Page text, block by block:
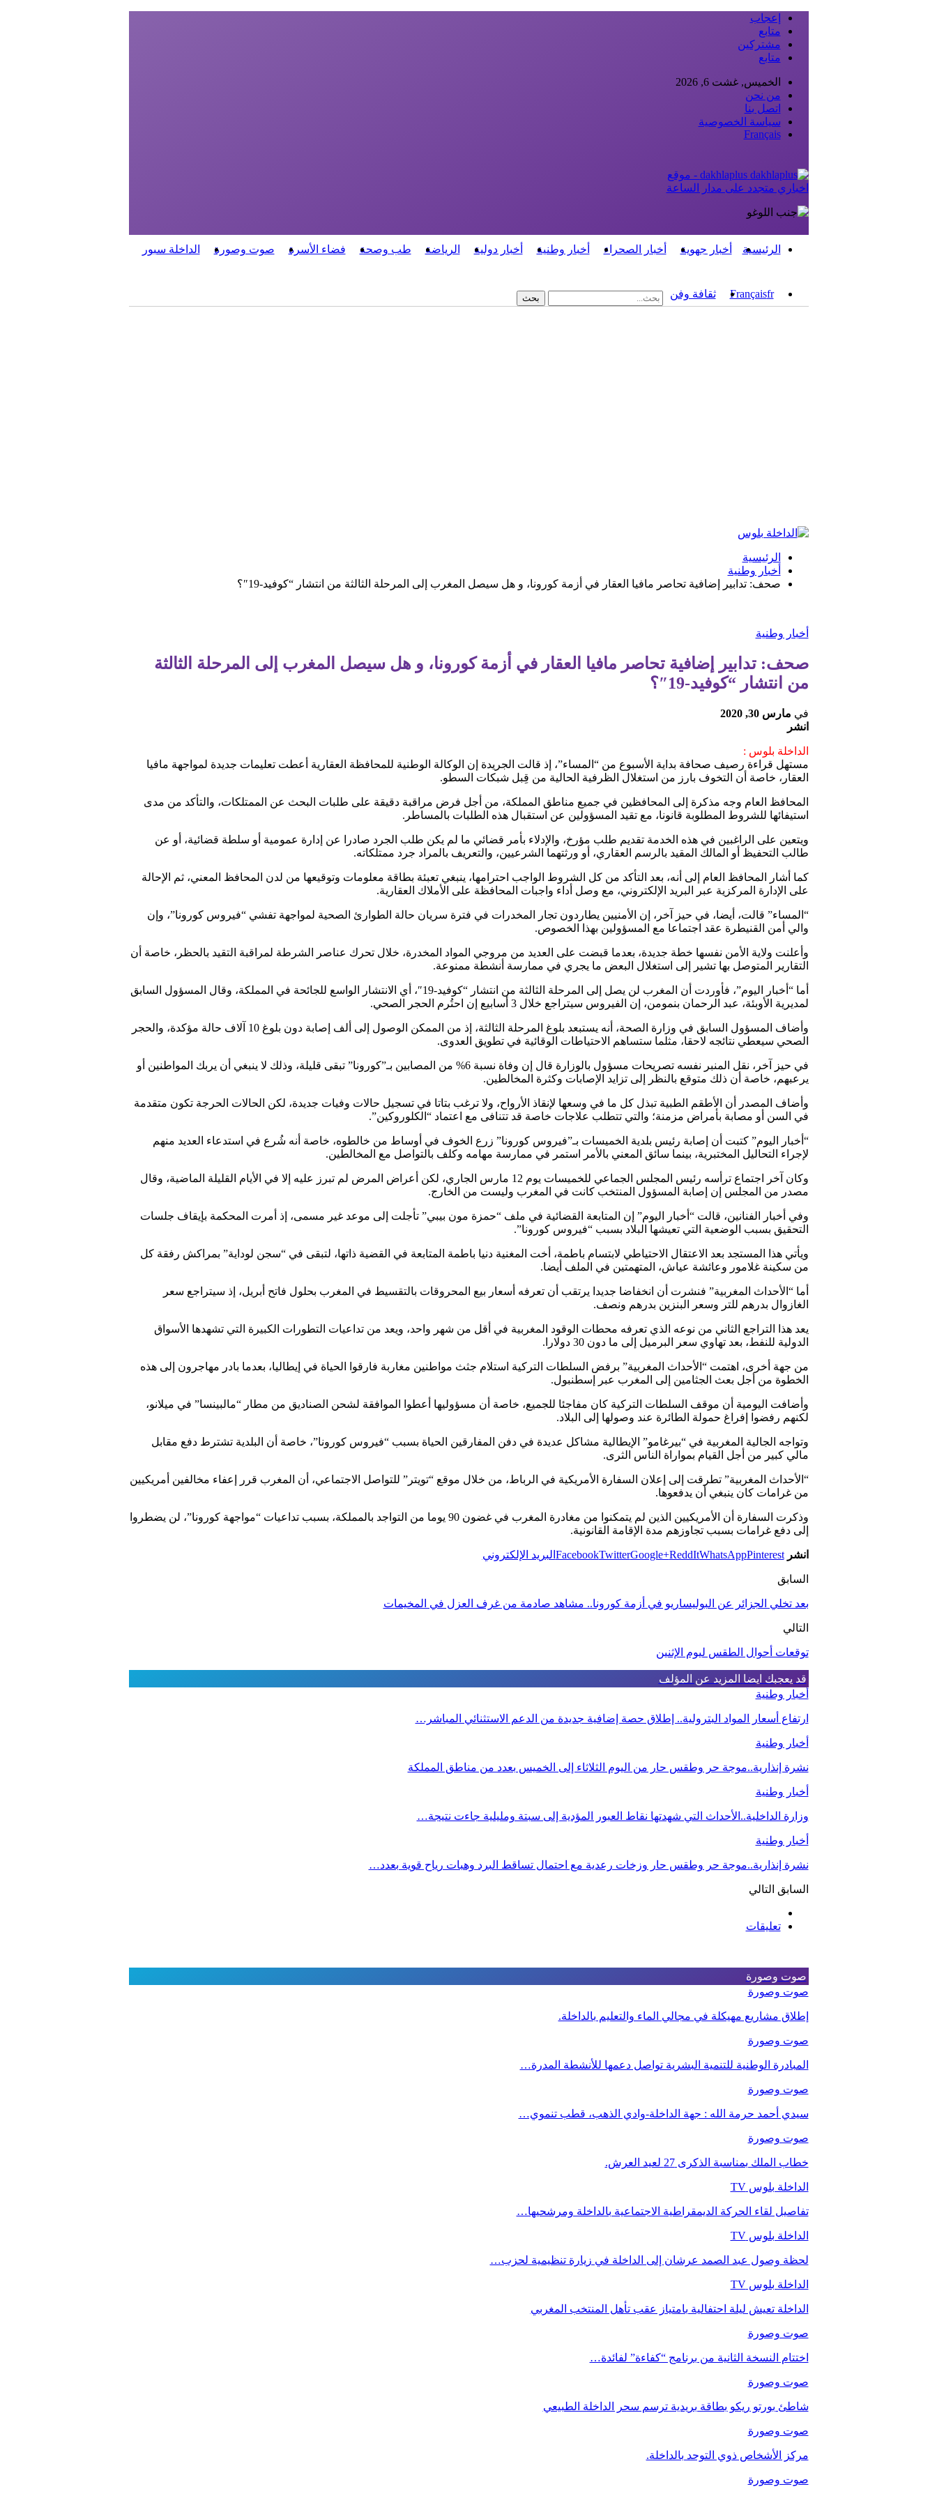
إعجاب
متابع
مشتركين
متابع
الخميس, غشت 6, 2026
من نحن
اتصل بنا
سياسة الخصوصية
Français
dakhlaplus - موقع
اخباري متجدد على مدار الساعة
الرئيسية أخبار جهوية أخبار الصحراء أخبار وطنية أخبار دولية الرياضة طب وصحة فضاء الأسرة صوت وصورة الداخلة سبور
Françaisfr ثقافة وفن
الرئيسية
أخبار وطنية
صحف: تدابير إضافية تحاصر مافيا العقار في أزمة كورونا، و هل سيصل المغرب إلى المرحلة الثالثة من انتشار “كوفيد-19″؟
أخبار وطنية
صحف: تدابير إضافية تحاصر مافيا العقار في أزمة كورونا، و هل سيصل المغرب إلى المرحلة الثالثة
من انتشار “كوفيد-19″؟
في مارس 30, 2020
انشر
الداخلة بلوس :
مستهل قراءة رصيف صحافة بداية الأسبوع من “المساء”، إذ قالت الجريدة إن الوكالة الوطنية للمحافظة العقارية أعطت تعليمات جديدة لمواجهة مافيا
العقار، خاصة أن التخوف بارز من استغلال الظرفية الحالية من قِبل شبكات السطو.
المحافظ العام وجه مذكرة إلى المحافظين في جميع مناطق المملكة، من أجل فرض مراقبة دقيقة على طلبات البحث عن الممتلكات، والتأكد من مدى
استيفائها للشروط المطلوبة قانونا، مع تقيد المسؤولين عن استقبال هذه الطلبات بالمساطر.
ويتعين على الراغبين في هذه الخدمة تقديم طلب مؤرخ، والإدلاء بأمر قضائي ما لم يكن طلب الجرد صادرا عن إدارة عمومية أو سلطة قضائية، أو عن
طالب التحفيظ أو المالك المقيد بالرسم العقاري، أو ورثتهما الشرعيين، والتعريف بالمراد جرد ممتلكاته.
كما أشار المحافظ العام إلى أنه، بعد التأكد من كل الشروط الواجب احترامها، ينبغي تعبئة بطاقة معلومات وتوقيعها من لدن المحافظ المعني، ثم الإحالة
على الإدارة المركزية عبر البريد الإلكتروني، مع وصل أداء واجبات المحافظة على الأملاك العقارية.
“المساء” قالت، أيضا، في حيز آخر، إن الأمنيين يطاردون تجار المخدرات في فترة سريان حالة الطوارئ الصحية لمواجهة تفشي “فيروس كورونا”، وإن
والي أمن القنيطرة عقد اجتماعا مع المسؤولين بهذا الخصوص.
وأعلنت ولاية الأمن نفسها خطة جديدة، بعدما قبضت على العديد من مروجي المواد المخدرة، خلال تحرك عناصر الشرطة لمراقبة التقيد بالحظر، خاصة أن
التقارير المتوصل بها تشير إلى استغلال البعض ما يجري في ممارسة أنشطة ممنوعة.
أما “أخبار اليوم”، فأوردت أن المغرب لن يصل إلى المرحلة الثالثة من انتشار “كوفيد-19″، أي الانتشار الواسع للجائحة في المملكة، وقال المسؤول السابق
لمديرية الأوبئة، عبد الرحمان بنمومن، إن الفيروس سيتراجع خلال 3 أسابيع إن احتُرم الحجر الصحي.
وأضاف المسؤول السابق في وزارة الصحة، أنه يستبعد بلوغ المرحلة الثالثة، إذ من الممكن الوصول إلى ألف إصابة دون بلوغ 10 آلاف حالة مؤكدة، والحجر
الصحي سيعطي نتائجه لاحقا، مثلما ستساهم الاحتياطات الوقائية في تطويق العدوى.
في حيز آخر، نقل المنبر نفسه تصريحات مسؤول بالوزارة قال إن وفاة نسبة 6% من المصابين بـ”كورونا” تبقى قليلة، وذلك لا ينبغي أن يربك المواطنين أو
يرعبهم، خاصة أن ذلك متوقع بالنظر إلى تزايد الإصابات وكثرة المخالطين.
وأضاف المصدر أن الأطقم الطبية تبذل كل ما في وسعها لإنقاذ الأرواح، ولا ترغب بتاتا في تسجيل حالات وفيات جديدة، لكن الحالات الحرجة تكون متقدمة
في السن أو مصابة بأمراض مزمنة؛ والتي تتطلب علاجات خاصة قد تتنافى مع اعتماد “الكلوروكين”.
“أخبار اليوم” كتبت أن إصابة رئيس بلدية الخميسات بـ”فيروس كورونا” زرع الخوف في أوساط من خالطوه، خاصة أنه شُرع في استدعاء العديد منهم
لإجراء التحاليل المختبرية، بينما سائق المعني بالأمر استمر في ممارسة مهامه وكلف بالتواصل مع المخالطين.
وكان آخر اجتماع ترأسه رئيس المجلس الجماعي للخميسات يوم 12 مارس الجاري، لكن أعراض المرض لم تبرز عليه إلا في الأيام القليلة الماضية، وقال
مصدر من المجلس إن إصابة المسؤول المنتخب كانت في المغرب وليست من الخارج.
وفي أخبار الفنانين، قالت “أخبار اليوم” إن المتابعة القضائية في ملف “حمزة مون بيبي” تأجلت إلى موعد غير مسمى، إذ أمرت المحكمة بإيقاف جلسات
التحقيق بسبب الوضعية التي تعيشها البلاد بسبب “فيروس كورونا”.
ويأتي هذا المستجد بعد الاعتقال الاحتياطي لابتسام باطمة، أخت المغنية دنيا باطمة المتابعة في القضية ذاتها، لتبقى في “سجن لوداية” بمراكش رفقة كل
من سكينة غلامور وعائشة عياش، المتهمتين في الملف أيضا.
أما “الأحداث المغربية” فنشرت أن انخفاضا جديدا يرتقب أن تعرفه أسعار بيع المحروقات بالتقسيط في المغرب بحلول فاتح أبريل، إذ سيتراجع سعر
الغازوال بدرهم للتر وسعر البنزين بدرهم ونصف.
يعد هذا التراجع الثاني من نوعه الذي تعرفه محطات الوقود المغربية في أقل من شهر واحد، ويعد من تداعيات التطورات الكبيرة التي تشهدها الأسواق
الدولية للنفط، بعد تهاوي سعر البرميل إلى ما دون 30 دولارا.
من جهة أخرى، اهتمت “الأحداث المغربية” برفض السلطات التركية استلام جثث مواطنين مغاربة فارقوا الحياة في إيطاليا، بعدما بادر مهاجرون إلى هذه
الخطوة من أجل بعث الجثامين إلى المغرب عبر إسطنبول.
وأضافت اليومية أن موقف السلطات التركية كان مفاجئا للجميع، خاصة أن مسؤوليها أعطوا الموافقة لشحن الصناديق من مطار “مالبينسا” في ميلانو،
لكنهم رفضوا إفراغ حمولة الطائرة عند وصولها إلى البلاد.
وتواجه الجالية المغربية في “بيرغامو” الإيطالية مشاكل عديدة في دفن المفارقين الحياة بسبب “فيروس كورونا”، خاصة أن البلدية تشترط دفع مقابل
مالي كبير من أجل القيام بمواراة الناس الثرى.
“الأحداث المغربية” تطرقت إلى إعلان السفارة الأمريكية في الرباط، من خلال موقع “تويتر” للتواصل الاجتماعي، أن المغرب قرر إعفاء مخالفين أمريكيين
من غرامات كان ينبغي أن يدفعوها.
وذكرت السفارة أن الأمريكيين الذين لم يتمكنوا من مغادرة المغرب في غضون 90 يوما من التواجد بالمملكة، بسبب تداعيات “مواجهة كورونا”، لن يضطروا
إلى دفع غرامات بسبب تجاوزهم مدة الإقامة القانونية.
انشر FacebookTwitterGoogle+ReddItWhatsAppPinterest البريد الإلكتروني
السابق
بعد تخلي الجزائر عن البوليساريو في أزمة كورونا.. مشاهد صادمة من غرف العزل في المخيمات
التالي
توقعات أحوال الطقس ليوم الإثنين
قد يعجبك ايضا المزيد عن المؤلف
أخبار وطنية
ارتفاع أسعار المواد البترولية.. إطلاق حصة إضافية جديدة من الدعم الاستثنائي المباشر…
أخبار وطنية
نشرة إنذارية..موجة حر وطقس حار من اليوم الثلاثاء إلى الخميس بعدد من مناطق المملكة
أخبار وطنية
وزارة الداخلية..الأحداث التي شهدتها نقاط العبور المؤدية إلى سبتة ومليلية جاءت نتيجة…
أخبار وطنية
نشرة إنذارية..موجة حر وطقس حار وزخات رعدية مع احتمال تساقط البرد وهبات رياح قوية بعدد…
السابق التالي
تعليقات
صوت وصورة
صوت وصورة
إطلاق مشاريع مهيكلة في مجالي الماء والتعليم بالداخلة.
صوت وصورة
المبادرة الوطنية للتنمية البشرية تواصل دعمها للأنشطة المدرة…
صوت وصورة
سيدي أحمد حرمة الله : جهة الداخلة-وادي الذهب، قطب تنموي…
صوت وصورة
خطاب الملك بمناسبة الذكرى 27 لعيد العرش.
الداخلة بلوس TV
تفاصيل لقاء الحركة الديمقراطية الاجتماعية بالداخلة ومرشحيها…
الداخلة بلوس TV
لحظة وصول عبد الصمد عرشان إلى الداخلة في زيارة تنظيمية لحزب…
الداخلة بلوس TV
الداخلة تعيش ليلة احتفالية بامتياز عقب تأهل المنتخب المغربي
صوت وصورة
اختتام النسخة الثانية من برنامج “كفاءة” لفائدة…
صوت وصورة
شاطئ بورتو ريكو بطاقة بريدية ترسم سحر الداخلة الطبيعي
صوت وصورة
مركز الأشخاص ذوي التوحد بالداخلة.
صوت وصورة